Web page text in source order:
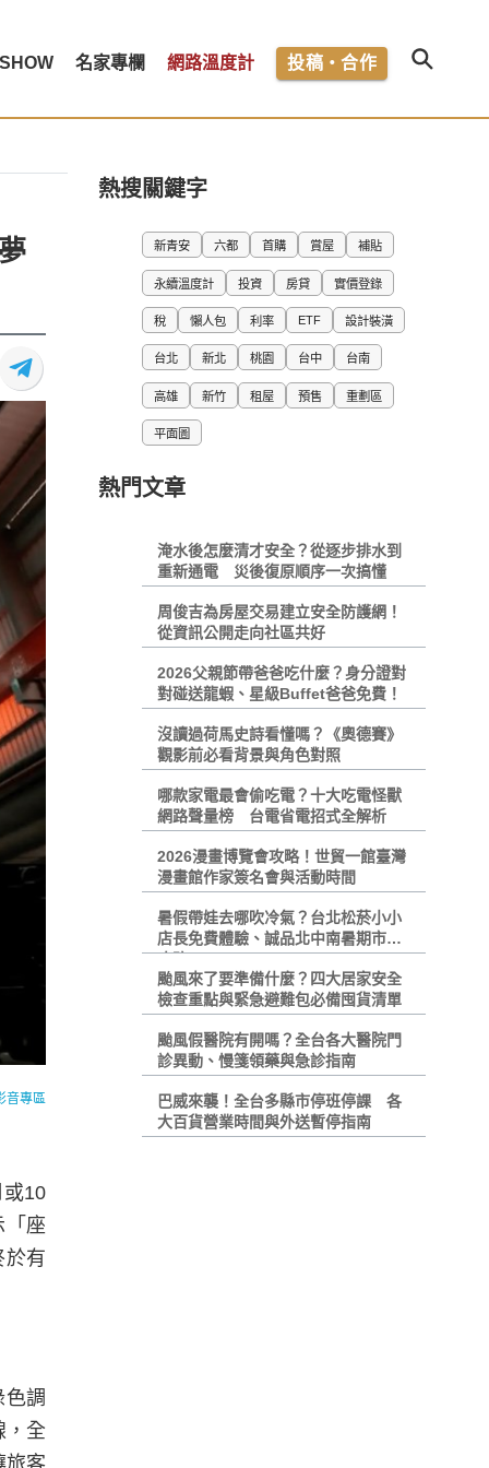
名家專欄 網路溫度計 投稿・合作
音專區
或10
「座
於有
調
，全
熱搜關鍵字
新青安 六都 首購 賞屋 補貼
永續溫度計 投資 房貸 實價登錄
稅 懶人包 利率 ETF 設計裝潢
台北 新北 桃園 台中 台南
高雄 新竹 租屋 預售 重劃區
平面圖
熱門文章
淹水後怎麼清才安全？從逐步排水到
重新通電 災後復原順序一次搞懂
周俊吉為房屋交易建立安全防護網！
從資訊公開走向社區共好
2026父親節帶爸爸吃什麼？身分證對
對碰送龍蝦、星級Buffet爸爸免費！
沒讀過荷馬史詩看懂嗎？《奧德賽》
觀影前必看背景與角色對照
哪款家電最會偷吃電？十大吃電怪獸
網路聲量榜 台電省電招式全解析
2026漫畫博覽會攻略！世貿一館臺灣
漫畫館作家簽名會與活動時間
暑假帶娃去哪吹冷氣？台北松菸小小
店長免費體驗、誠品北中南暑期市集
攻略
颱風來了要準備什麼？四大居家安全
檢查重點與緊急避難包必備囤貨清單
颱風假醫院有開嗎？全台各大醫院門
診異動、慢箋領藥與急診指南
巴威來襲！全台多縣市停班停課 各
大百貨營業時間與外送暫停指南